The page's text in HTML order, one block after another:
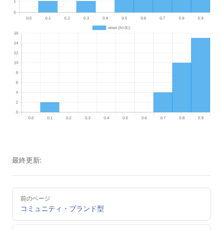
最終更新:
Pager
前のページ
コミュニティ・ブランド型